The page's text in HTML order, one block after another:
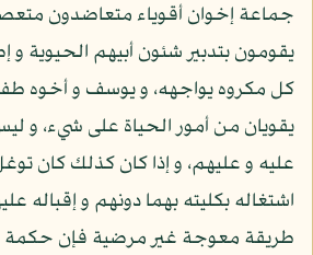
جماعة إخوان أقوياء متعاضدون
يقومون بتدبير شئون أبيهم الحيوية
كل مكروه يواجهه، و يوسف و أخوه
يقويان من أمور الحياة على شيء، و
عليه و عليهم، و إذا كان كذلك كان
اشتغاله بكليته بهما دونهم و إقباله
طريقة معوجة غير مرضية فإن حكمة